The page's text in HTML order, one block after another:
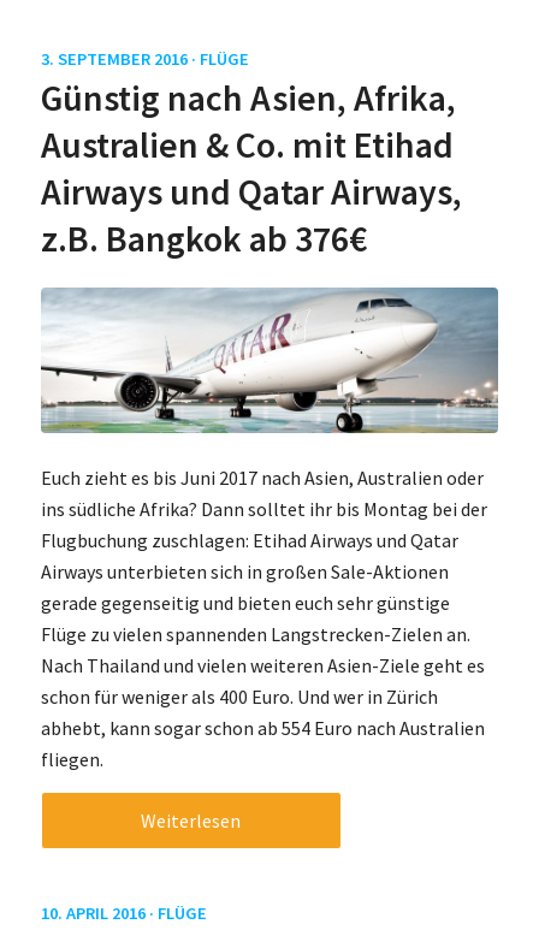
3. SEPTEMBER 2016 · FLÜGE
Günstig nach Asien, Afrika,
Australien & Co. mit Etihad
Airways und Qatar Airways,
z.B. Bangkok ab 376€
Euch zieht es bis Juni 2017 nach Asien, Australien oder
ins südliche Afrika? Dann solltet ihr bis Montag bei der
Flugbuchung zuschlagen: Etihad Airways und Qatar
Airways unterbieten sich in großen Sale-Aktionen
gerade gegenseitig und bieten euch sehr günstige
Flüge zu vielen spannenden Langstrecken-Zielen an.
Nach Thailand und vielen weiteren Asien-Ziele geht es
schon für weniger als 400 Euro. Und wer in Zürich
abhebt, kann sogar schon ab 554 Euro nach Australien
fliegen.
Weiterlesen
10. APRIL 2016 · FLÜGE